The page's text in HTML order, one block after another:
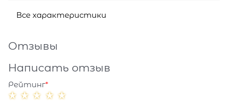
Все характеристики
Отзывы
Написать отзыв
Рейтинг